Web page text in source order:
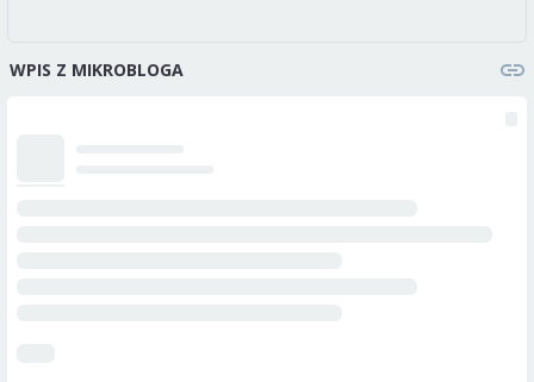
WPIS Z MIKROBLOGA